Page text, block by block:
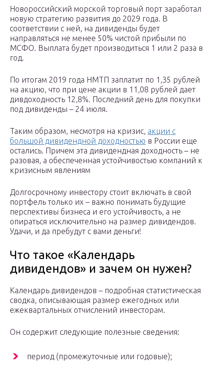
Новороссийский морской торговый порт заработал
новую стратегию развития до 2029 года. В
соответствии с ней, на дивиденды будет
направляться не менее 50% чистой прибыли по
МСФО. Выплата будет производиться 1 или 2 раза в
год.
По итогам 2019 года НМТП заплатит по 1,35 рублей
на акцию, что при цене акции в 11,08 рублей дает
дивдоходность 12,8%. Последний день для покупки
под дивиденды – 24 июля.
Таким образом, несмотря на кризис, акции с
большой дивидендной доходностью в России еще
остались. Причем эта дивидендная доходность – не
разовая, а обеспеченная устойчивостью компаний к
кризисным явлениям
Долгосрочному инвестору стоит включать в свой
портфель только их – важно понимать будущие
перспективы бизнеса и его устойчивость, а не
опираться исключительно на размер дивидендов.
Удачи, и да пребудут с вами деньги!
Что такое «Календарь
дивидендов» и зачем он нужен?
Календарь дивидендов – подробная статистическая
сводка, описывающая размер ежегодных или
ежеквартальных отчислений инвесторам.
Он содержит следующие полезные сведения:
период (промежуточные или годовые);